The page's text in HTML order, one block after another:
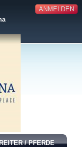
ANMELDEN
/ PFERDE